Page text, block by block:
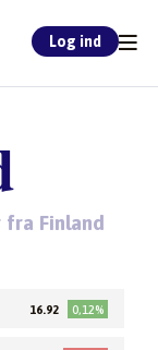
Log ind
Finland
0,12%
16.92